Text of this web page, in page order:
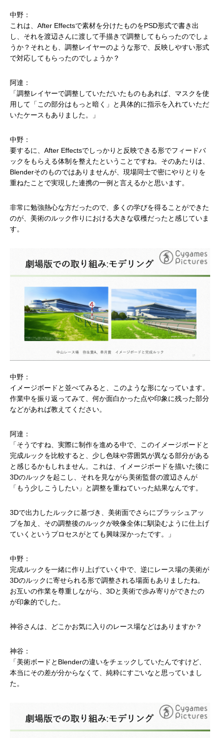
中野：
これは、After Effectsで素材を分けたものをPSD形式で書き出
し、それを渡辺さんに渡して手描きで調整してもらったのでしょ
うか？それとも、調整レイヤーのような形で、反映しやすい形式
で対応してもらったのでしょうか？
阿達：
「調整レイヤーで調整していただいたものもあれば、マスクを使
用して「この部分はもっと暗く」と具体的に指示を入れていただ
いたケースもありました。」
中野：
要するに、After Effectsでしっかりと反映できる形でフィードバ
ックをもらえる体制を整えたということですね。そのあたりは、
Blenderそのものではありませんが、現場同士で密にやりとりを
重ねたことで実現した連携の一例と言えるかと思います。
非常に勉強熱心な方だったので、多くの学びを得ることができた
のが、美術のルック作りにおける大きな収穫だったと感じていま
す。
中野：
イメージボードと並べてみると、このような形になっています。
作業中を振り返ってみて、何か面白かった点や印象に残った部分
などがあれば教えてください。
阿達：
「そうですね、実際に制作を進める中で、このイメージボードと
完成ルックを比較すると、少し色味や雰囲気が異なる部分がある
と感じるかもしれません。これは、イメージボードを描いた後に
3Dのルックを起こし、それを見ながら美術監督の渡辺さんが
「もう少しこうしたい」と調整を重ねていった結果なんです。
3Dで出力したルックに基づき、美術面でさらにブラッシュアッ
プを加え、その調整後のルックが映像全体に馴染むように仕上げ
ていくというプロセスがとても興味深かったです。」
中野：
完成ルックを一緒に作り上げていく中で、逆にレース場の美術が
3Dのルックに寄せられる形で調整される場面もありましたね。
お互いの作業を尊重しながら、3Dと美術で歩み寄りができたの
が印象的でした。
神谷さんは、どこかお気に入りのレース場などはありますか？
神谷：
「美術ボードとBlenderの違いをチェックしていたんですけど、
本当にその差が分からなくて、純粋にすごいなと思っていまし
た。